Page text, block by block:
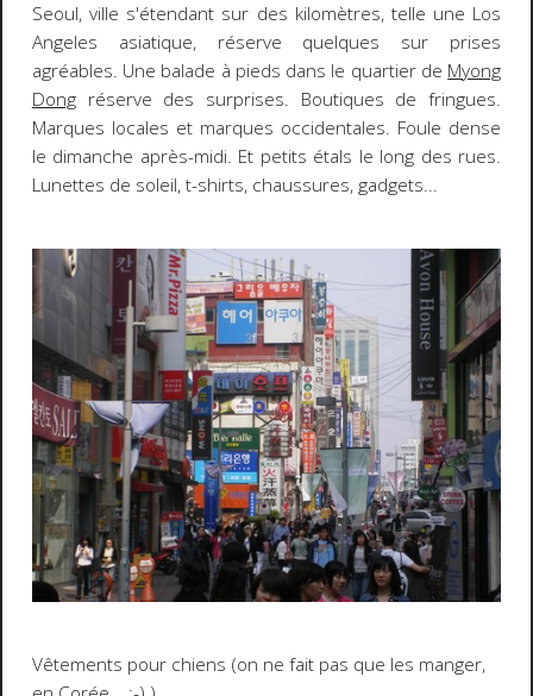
Seoul, ville s'étendant sur des kilomètres, telle une Los
Angeles asiatique, réserve quelques sur prises
agréables. Une balade à pieds dans le quartier de Myong
Dongréserve des surprises. Boutiques de fringues.
Marques locales et marques occidentales. Foule dense
le dimanche après-midi. Et petits étals le long des rues.
Lunettes de soleil, t-shirts, chaussures, gadgets...
Vêtements pour chiens (on ne fait pas que les manger,